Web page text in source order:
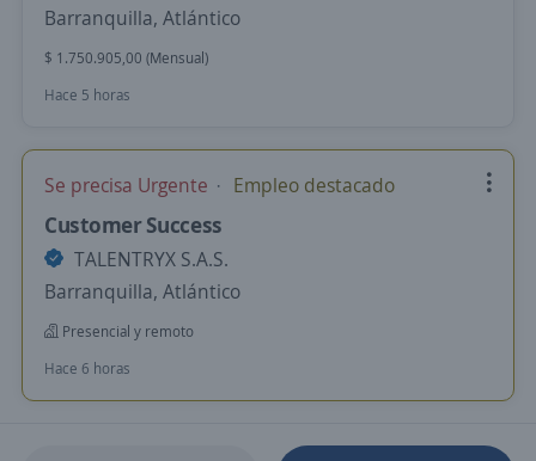
Barranquilla, Atlántico
$ 1.750.905,00 (Mensual)
Hace 5 horas
Se precisa Urgente Empleo destacado
Customer Success
TALENTRYX S.A.S.
Barranquilla, Atlántico
Presencial y remoto
Hace 6 horas